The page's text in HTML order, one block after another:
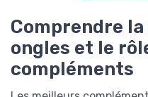
Comprendre
ongles et le
compléments